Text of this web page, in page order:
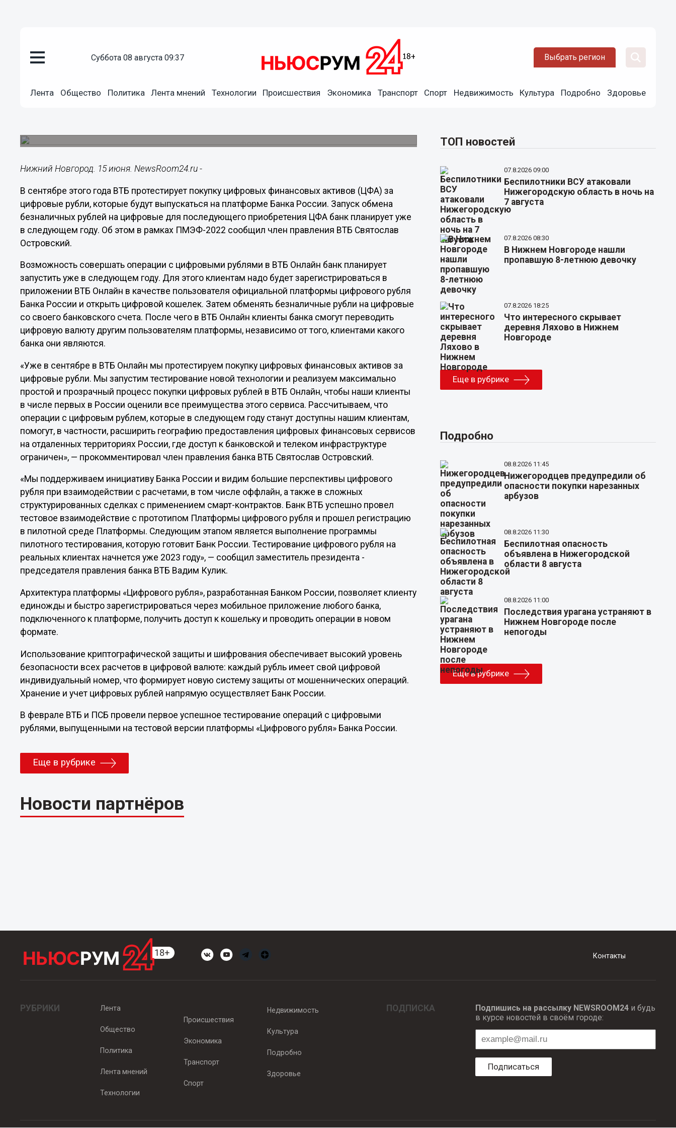
суббота 08 августа 09:37 Выбрать регион
Лента Общество Политика Лента мнений Технологии Происшествия Экономика Транспорт Спорт Недвижимость Культура Подробно Здоровье
15.06.202218:08
Нижний Новгород. 15 июня. NewsRoom24.ru -
В сентябре этого года ВТБ протестирует покупку цифровых финансовых активов (ЦФА) за
цифровые рубли, которые будут выпускаться на платформе Банка России. Запуск обмена
безналичных рублей на цифровые для последующего приобретения ЦФА банк планирует уже
в следующем году. Об этом в рамках ПМЭФ-2022 сообщил член правления ВТБ Святослав
Островский.
Возможность совершать операции с цифровыми рублями в ВТБ Онлайн банк планирует
запустить уже в следующем году. Для этого клиентам надо будет зарегистрироваться в
приложении ВТБ Онлайн в качестве пользователя официальной платформы цифрового рубля
Банка России и открыть цифровой кошелек. Затем обменять безналичные рубли на цифровые
со своего банковского счета. После чего в ВТБ Онлайн клиенты банка смогут переводить
цифровую валюту другим пользователям платформы, независимо от того, клиентами какого
банка они являются.
«Уже в сентябре в ВТБ Онлайн мы протестируем покупку цифровых финансовых активов за
цифровые рубли. Мы запустим тестирование новой технологии и реализуем максимально
простой и прозрачный процесс покупки цифровых рублей в ВТБ Онлайн, чтобы наши клиенты
в числе первых в России оценили все преимущества этого сервиса. Рассчитываем, что
операции с цифровым рублем, которые в следующем году станут доступны нашим клиентам,
помогут, в частности, расширить географию предоставления цифровых финансовых сервисов
на отдаленных территориях России, где доступ к банковской и телеком инфраструктуре
ограничен», — прокомментировал член правления банка ВТБ Святослав Островский.
«Мы поддерживаем инициативу Банка России и видим большие перспективы цифрового
рубля при взаимодействии с расчетами, в том числе оффлайн, а также в сложных
структурированных сделках с применением смарт-контрактов. Банк ВТБ успешно провел
тестовое взаимодействие с прототипом Платформы цифрового рубля и прошел регистрацию
в пилотной среде Платформы. Следующим этапом является выполнение программы
пилотного тестирования, которую готовит Банк России. Тестирование цифрового рубля на
реальных клиентах начнется уже 2023 году», — сообщил заместитель президента -
председателя правления банка ВТБ Вадим Кулик.
Архитектура платформы «Цифрового рубля», разработанная Банком России, позволяет клиенту
единожды и быстро зарегистрироваться через мобильное приложение любого банка,
подключенного к платформе, получить доступ к кошельку и проводить операции в новом
формате.
Использование криптографической защиты и шифрования обеспечивает высокий уровень
безопасности всех расчетов в цифровой валюте: каждый рубль имеет свой цифровой
индивидуальный номер, что формирует новую систему защиты от мошеннических операций.
Хранение и учет цифровых рублей напрямую осуществляет Банк России.
В феврале ВТБ и ПСБ провели первое успешное тестирование операций с цифровыми
рублями, выпущенными на тестовой версии платформы «Цифрового рубля» Банка России.
Еще в рубрике
Новости партнёров
ТОП новостей
07.8.2026 09:00
Беспилотники ВСУ атаковали
Нижегородскую область в ночь на
7 августа
07.8.2026 08:30
В Нижнем Новгороде нашли
пропавшую 8-летнюю девочку
07.8.2026 18:25
Что интересного скрывает
деревня Ляхово в Нижнем
Новгороде
Еще в рубрике
Подробно
08.8.2026 11:45
Нижегородцев предупредили об
опасности покупки нарезанных
арбузов
08.8.2026 11:30
Беспилотная опасность
объявлена в Нижегородской
области 8 августа
08.8.2026 11:00
Последствия урагана устраняют в
Нижнем Новгороде после
непогоды
Еще в рубрике
Контакты
РУБРИКИ Лента
Общество
Политика
Лента мнений
Технологии
Происшествия
Экономика
Транспорт
Спорт
Недвижимость
Культура
Подробно
Здоровье
ПОДПИСКА Подпишись на рассылку NEWSROOM24и будь
в курсе новостей в своём городе:
Подписаться